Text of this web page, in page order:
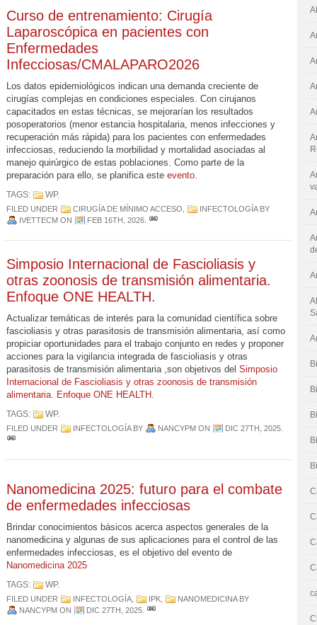
Curso de entrenamiento: Cirugía
Laparoscópica en pacientes con
Enfermedades
Infecciosas/CMALAPARO2026
Los datos epidemiológicos indican una demanda creciente de
cirugías complejas en condiciones especiales. Con cirujanos
capacitados en estas técnicas, se mejorarían los resultados
posoperatorios (menor estancia hospitalaria, menos infecciones y
recuperación más rápida) para los pacientes con enfermedades
infecciosas, reduciendo la morbilidad y mortalidad asociadas al
manejo quirúrgico de estas poblaciones. Como parte de la
preparación para ello, se planifica este evento.
TAGS: WP.
FILED UNDER CIRUGÍA DE MÍNIMO ACCESO INFECTOLOGÍABY
IVETTECM ON FEB 16TH, 2026
Simposio Internacional de Fascioliasis y
otras zoonosis de transmisión alimentaria.
Enfoque ONE HEALTH.
Actualizar temáticas de interés para la comunidad científica sobre
fascioliasis y otras parasitosis de transmisión alimentaria, así como
propiciar oportunidades para el trabajo conjunto en redes y proponer
acciones para la vigilancia integrada de fascioliasis y otras
parasitosis de transmisión alimentaria ,son objetivos del Simposio
Internacional de Fascioliasis y otras zoonosis de transmisión
alimentaria. Enfoque ONE HEALTH.
TAGS: WP.
FILED UNDER INFECTOLOGÍABY NANCYPM ON DIC 27TH, 2025
Nanomedicina 2025: futuro para el combate
de enfermedades infecciosas
Brindar conocimientos básicos acerca aspectos generales de la
nanomedicina y algunas de sus aplicaciones para el control de las
enfermedades infecciosas, es el objetivo del evento de
Nanomedicina 2025
TAGS: WP.
FILED UNDER INFECTOLOGÍA IPK NANOMEDICINABY
NANCYPM ON DIC 27TH, 2025